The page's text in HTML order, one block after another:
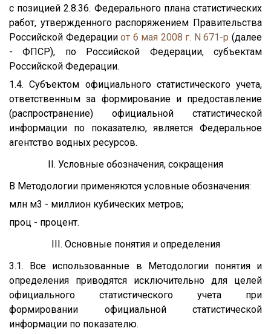
с позицией 2.8.36. Федерального плана статистических
работ, утвержденного распоряжением Правительства
Российской Федерацииот 6 мая 2008 г. N 671-р (далее
- ФПСР), по Российской Федерации, субъектам
Российской Федерации.
1.4. Субъектом официального статистического учета,
ответственным за формирование и предоставление
(распространение) официальной статистической
информации по показателю, является Федеральное
агентство водных ресурсов.
II. Условные обозначения, сокращения
В Методологии применяются условные обозначения:
млн м3 - миллион кубических метров;
проц - процент.
III. Основные понятия и определения
3.1. Все использованные в Методологии понятия и
определения приводятся исключительно для целей
официального статистического учета при
формировании официальной статистической
информации по показателю.